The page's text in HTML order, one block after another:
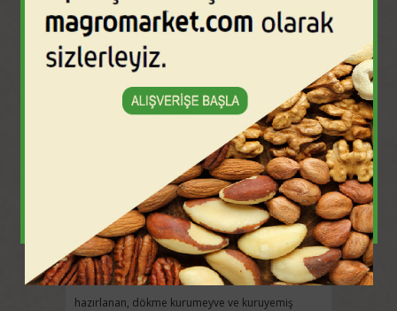
DEVAMI...
PROFESSIONAL PATISSERIE
PROPATIS = PROfessional PATTISseria.
Profesyonel pastacalık ürünlerimiz, özellikle
pastane, otel, restoran, cafe,… gibi yerlerin
ihtiyaçlarını karşılamak üzere özel formlarda
hazırlanan, dökme kurumeyve ve kuruyemiş